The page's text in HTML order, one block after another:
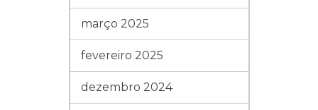
março 2025
fevereiro 2025
dezembro 2024